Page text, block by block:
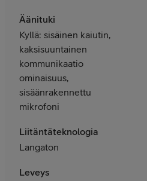
Äänituki
Kyllä: sisäinen kaiutin,
kaksisuuntainen
kommunikaatio
ominaisuus,
sisäänrakennettu
mikrofoni
Liitäntäteknologia
Langaton
Leveys